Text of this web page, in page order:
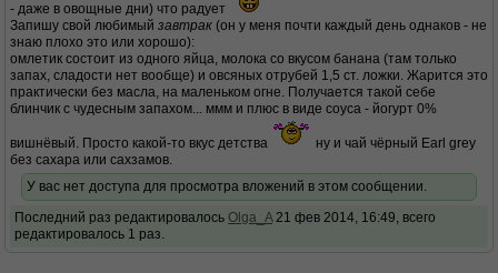
- даже в овощные дни) что радует
Запишу свой любимый завтрак (он у меня почти каждый день однаков - не
знаю плохо это или хорошо):
омлетик состоит из одного яйца, молока со вкусом банана (там только
запах, сладости нет вообще) и овсяных отрубей 1,5 ст. ложки. Жарится это
практически без масла, на маленьком огне. Получается такой себе
блинчик с чудесным запахом... ммм и плюс в виде соуса - йогурт 0%
вишнёвый. Просто какой-то вкус детства
ну и чай чёрный Earl grey
без сахара или сахзамов.
У вас нет доступа для просмотра вложений в этом сообщении.
Последний раз редактировалось Olga_A21 фев 2014, 16:49, всего
редактировалось 1 раз.